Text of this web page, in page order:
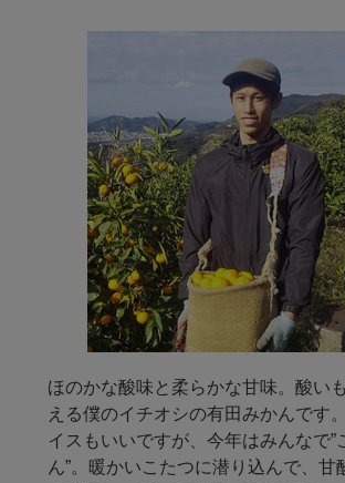
ほのかな酸味と柔らかな甘味。酸い
える僕のイチオシの有田みかんです
イスもいいですが、今年はみんなで”
ん”。暖かいこたつに潜り込んで、甘